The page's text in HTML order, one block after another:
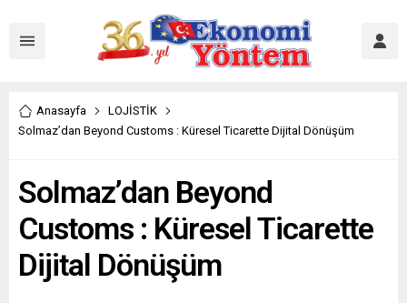
Anasayfa
LOJİSTİK
Solmaz’dan Beyond Customs : Küresel Ticarette Dijital Dönüşüm
Solmaz’dan Beyond
Customs : Küresel Ticarette
Dijital Dönüşüm